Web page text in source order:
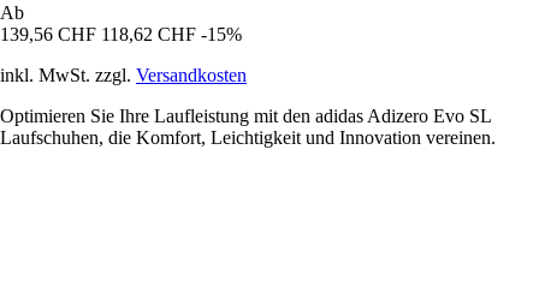
Ab
139,56 CHF 118,62 CHF -15%
inkl. MwSt. zzgl. Versandkosten
Optimieren Sie Ihre Laufleistung mit den adidas Adizero Evo SL
Laufschuhen, die Komfort, Leichtigkeit und Innovation vereinen.